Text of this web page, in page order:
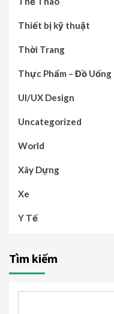
Thiết bị kỹ thuật
Thời Trang
Thực Phẩm – Đồ Uống
UI/UX Design
Uncategorized
World
Xây Dựng
Xe
Y Tế
Tìm kiếm